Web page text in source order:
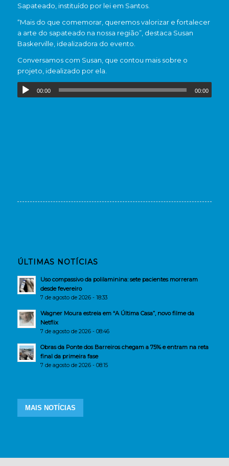
Sapateado, instituído por lei em Santos.
“Mais do que comemorar, queremos valorizar e fortalecer
a arte do sapateado na nossa região”, destaca Susan
Baskerville, idealizadora do evento.
Conversamos com Susan, que contou mais sobre o
projeto, idealizado por ela.
00:00 00:00
ÚLTIMAS NOTÍCIAS
Uso compassivo da polilaminina: sete pacientes morreram
desde fevereiro
7 de agosto de 2026 - 18:33
Wagner Moura estreia em “A Última Casa”, novo filme da
Netflix
7 de agosto de 2026 - 08:46
Obras da Ponte dos Barreiros chegam a 75% e entram na reta
final da primeira fase
7 de agosto de 2026 - 08:15
MAIS NOTÍCIAS